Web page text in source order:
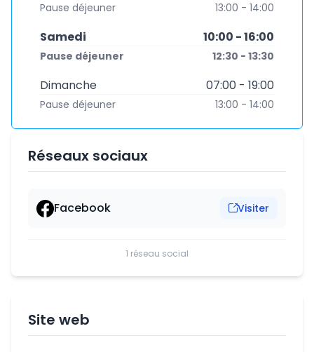
Pause déjeuner 13:00 - 14:00
Samedi 10:00 - 16:00
Pause déjeuner 12:30 - 13:30
Dimanche 07:00 - 19:00
Pause déjeuner 13:00 - 14:00
Réseaux sociaux
Facebook Visiter
1 réseau social
Site web